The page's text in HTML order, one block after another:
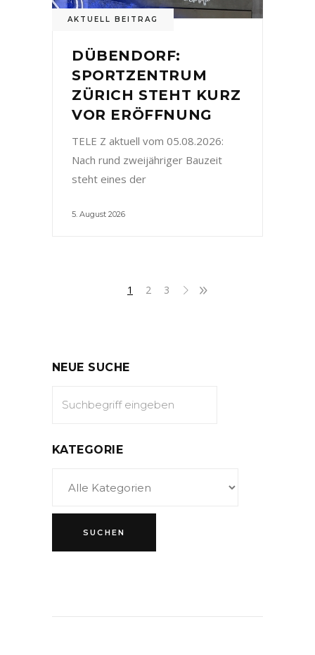
AKTUELL BEITRAG
DÜBENDORF:
SPORTZENTRUM
ZÜRICH STEHT KURZ
VOR ERÖFFNUNG
TELE Z aktuell vom 05.08.2026:
Nach rund zweijähriger Bauzeit
steht eines der
5. August 2026
1 2 3
NEUE SUCHE
KATEGORIE